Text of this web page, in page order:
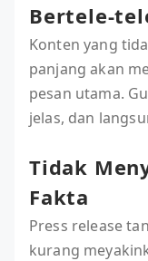
Bertele-
Konten yang
panjang akan
pesan utama.
jelas, dan
Tidak
Fakta
Press release
kurang